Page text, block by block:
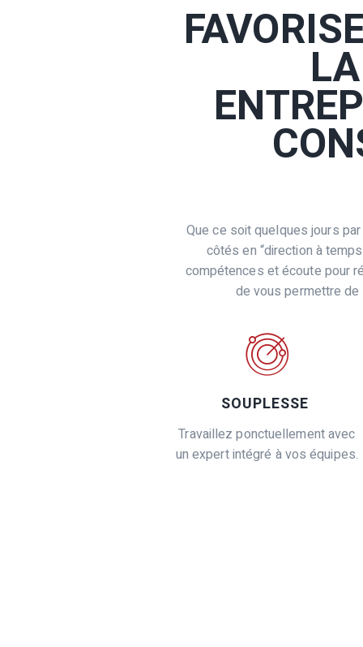
Que ce soit quelques jours
côtés en “direction à
compétences et écoute pour
de vous permettre
SOUPLESSE
Travaillez ponctuellement avec
un expert intégré à vos équipes.